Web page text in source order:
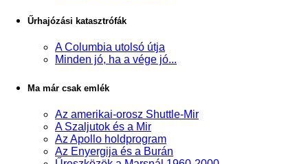
Űrhajózási katasztrófák
A Columbia utolsó útja
Minden jó, ha a vége jó...
Ma már csak emlék
Az amerikai-orosz Shuttle-Mir
A Szaljutok és a Mir
Az Apollo holdprogram
Az Enyergija és a Burán